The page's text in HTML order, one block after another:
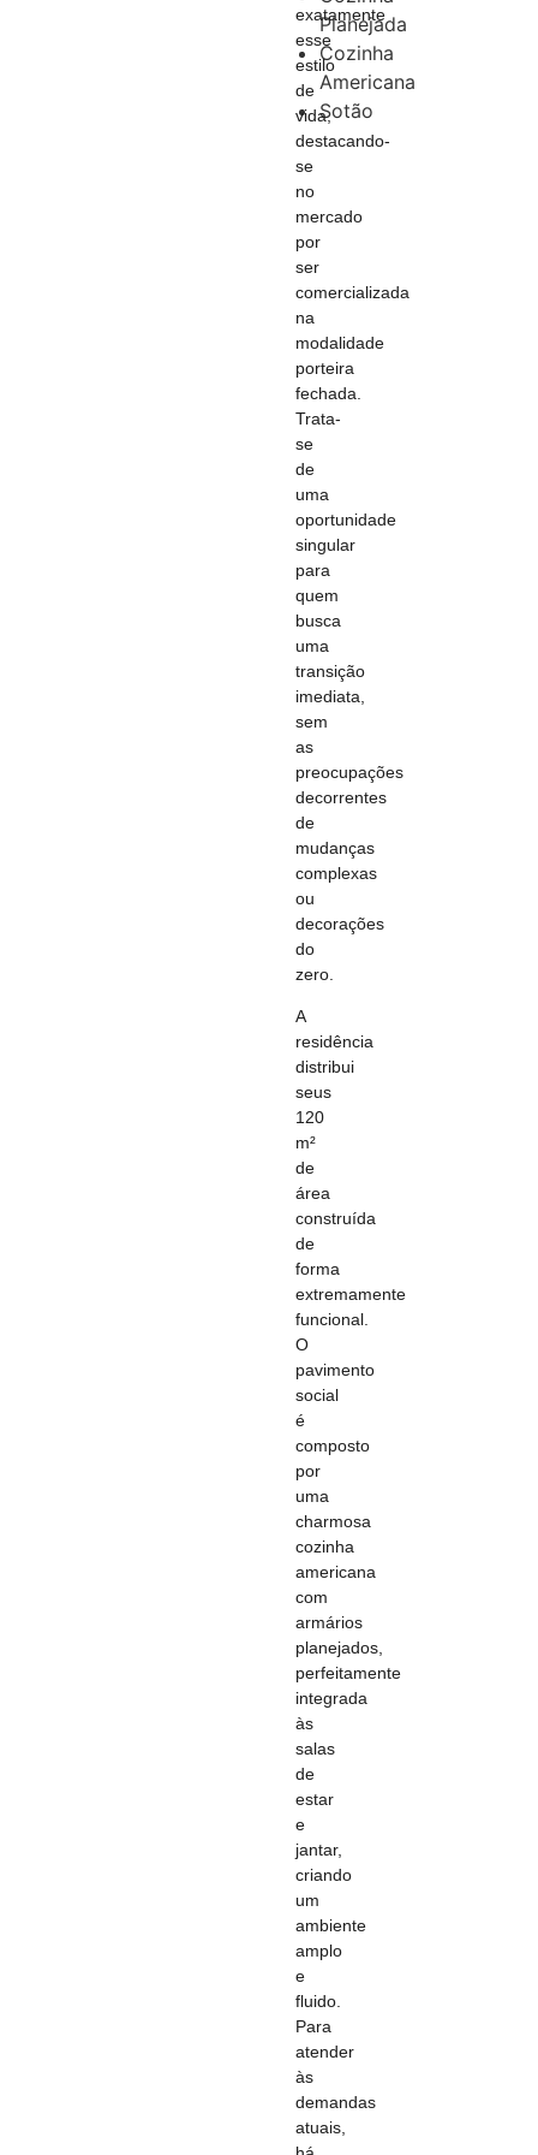
Planejada
Cozinha
Americana
Sotão
exatamente
esse
estilo
de
vida,
destacando-
se
no
mercado
por
ser
comercializada
na
modalidade
porteira
fechada.
Trata-
se
de
uma
oportunidade
singular
para
quem
busca
uma
transição
imediata,
sem
as
preocupações
decorrentes
de
mudanças
complexas
ou
decorações
do
zero.
A
residência
distribui
seus
120
m²
de
área
construída
de
forma
extremamente
funcional.
O
pavimento
social
é
composto
por
uma
charmosa
cozinha
americana
com
armários
planejados,
perfeitamente
integrada
às
salas
de
estar
e
jantar,
criando
um
ambiente
amplo
e
fluido.
Para
atender
às
demandas
atuais,